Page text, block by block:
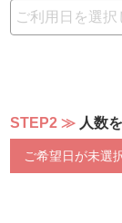
能ください。
※食物アレル
＞＞公式HP
STEP2 人数
ご希望日が未選